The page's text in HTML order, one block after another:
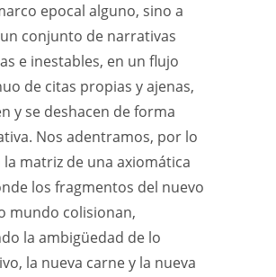
epocal alguno, sino a
conjunto de narrativas
e inestables, en un flujo
de citas propias y ajenas,
y se deshacen de forma
Nos adentramos, por lo
matriz de una axiomática
los fragmentos del nuevo
mundo colisionan,
la ambigüedad de lo
la nueva carne y la nueva